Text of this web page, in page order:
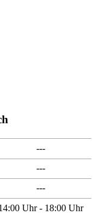
---
---
---
Uhr - 18:00 Uhr